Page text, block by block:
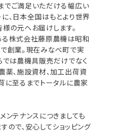
でご満足いただける幅広い
、日本全国はもとより世界
の元へお届けします。
る株式会社藤原農機は昭和
創業。現在みなべ町で実
では農機具販売だけでなく
薬、施設資材、加工出荷資
に至るまでトータルに農家
ンテナンスにつきましても
ので、安心してショッピング